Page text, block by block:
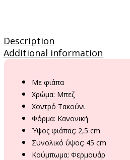
Description
Additional information
Με φιάπα
Χρώμα: Μπεζ
Χοντρό Τακούνι
Φόρμα: Κανονική
Ύψος φιάπας: 2,5 cm
Συνολικό ύψος: 45 cm
Κούμπωμα: Φερμουάρ